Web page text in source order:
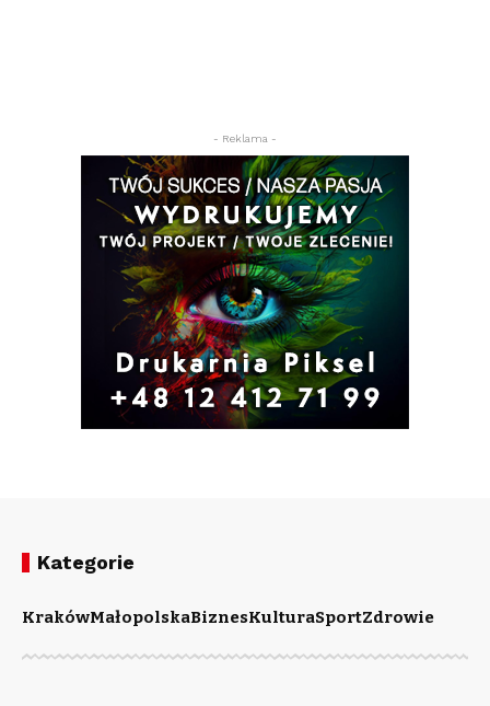
- Reklama -
Kategorie
KrakówMałopolskaBiznesKulturaSportZdrowie